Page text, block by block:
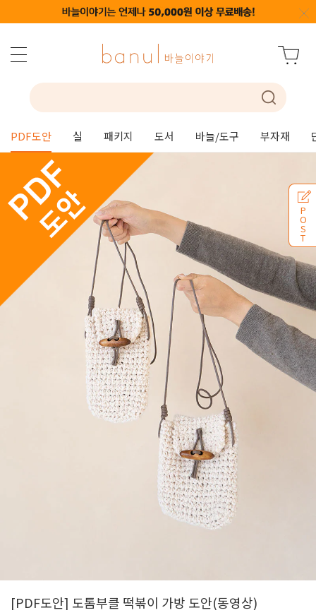
PDF도안 실 패키지 도서 바늘/도구 부자재
P
O
S
T
[PDF도안] 도톰부클 떡볶이 가방 도안(동영상)